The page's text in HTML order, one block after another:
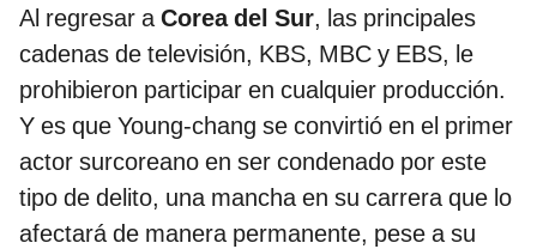
Al regresar aCorea del Sur, las principales
cadenas de televisión, KBS, MBC y EBS, le
prohibieron participar en cualquier producción.
Y es que Young-chang se convirtió en el primer
actor surcoreano en ser condenado por este
tipo de delito, una mancha en su carrera que lo
afectará de manera permanente, pese a su